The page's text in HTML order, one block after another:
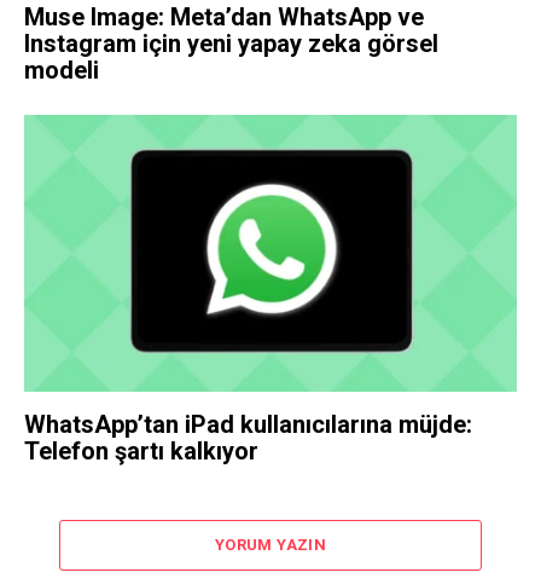
Muse Image: Meta’dan WhatsApp ve
Instagram için yeni yapay zeka görsel
modeli
WhatsApp’tan iPad kullanıcılarına müjde:
Telefon şartı kalkıyor
YORUM YAZIN